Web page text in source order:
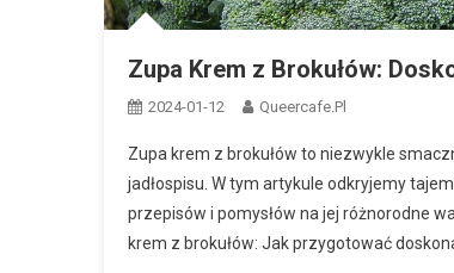
Zupa Krem z Brokułów:
2024-01-12 Queercafe.pl
Zupa krem z brokułów to niezwykle
jadłospisu. W tym artykule odkryjemy
przepisów i pomysłów na jej różnorodne
krem z brokułów: Jak przygotować